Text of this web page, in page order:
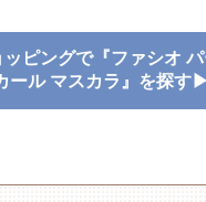
ピングで『ファシオ
ール マスカラ』を探す▶